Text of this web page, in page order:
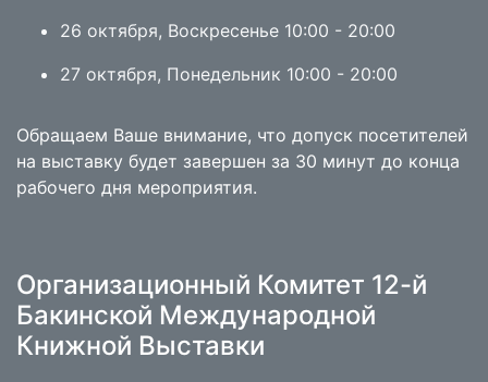
26 октября, Воскресенье 10:00 - 20:00
27 октября, Понедельник 10:00 - 20:00
Обращаем Ваше внимание, что допуск посетителей
на выставку будет завершен за 30 минут до конца
рабочего дня мероприятия.
Организационный Комитет 12-й
Бакинской Международной
Книжной Выставки